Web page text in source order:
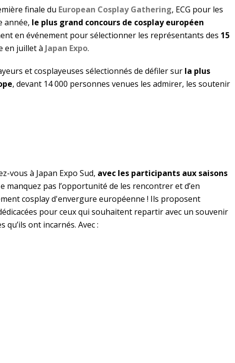
finale du European Cosplay Gathering, ECG pour les
année, le plus grand concours de cosplay européen
en événement pour sélectionner les représentants des 15
en juillet à Japan Expo.
et cosplayeuses sélectionnés de défiler sur la plus
, devant 14 000 personnes venues les admirer, les soutenir
vous à Japan Expo Sud, avec les participants aux saisons
manquez pas l’opportunité de les rencontrer et d’en
cosplay d'envergure européenne ! Ils proposent
pour ceux qui souhaitent repartir avec un souvenir
ont incarnés. Avec :